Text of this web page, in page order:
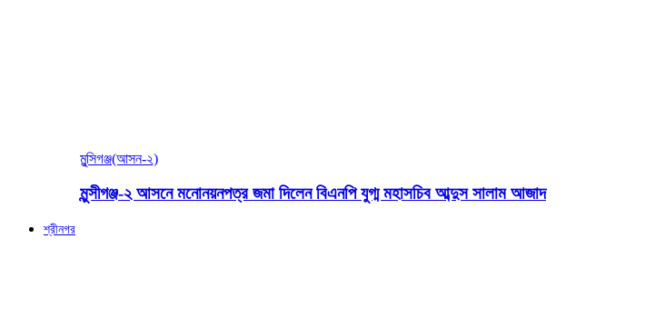
মুন্সিগঞ্জ(আসন-২)
মুন্সীগঞ্জ-২ আসনে মনোনয়নপত্র জমা দিলেন বিএনপি যুগ্ম মহাসচিব আব্দুস সালাম আজাদ
শ্রীনগর